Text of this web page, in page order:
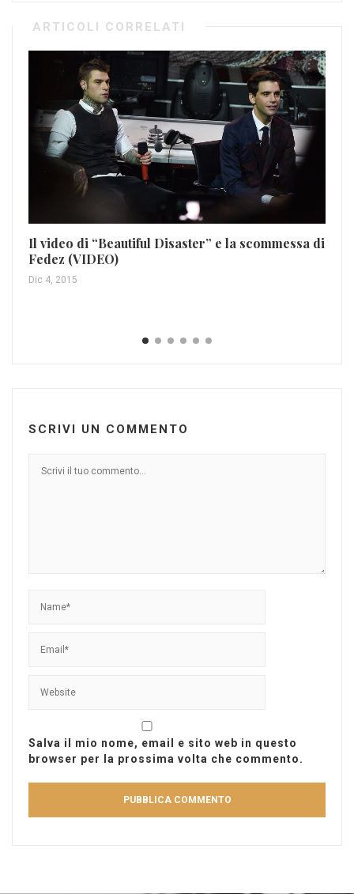
ARTICOLI CORRELATI
Il video di “Beautiful Disaster” e la scommessa di
Fedez (VIDEO)
Dic 4, 2015
SCRIVI UN COMMENTO
Salva il mio nome, email e sito web in questo
browser per la prossima volta che commento.